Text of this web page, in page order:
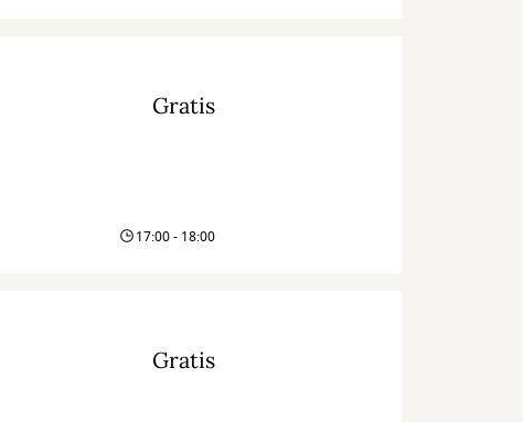
Gratis
17:00 - 18:00
Gratis